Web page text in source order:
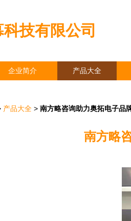
技有限公司
企业简介 产品大全
产品大全 > 南方略咨询助力奥拓电子品
南方略